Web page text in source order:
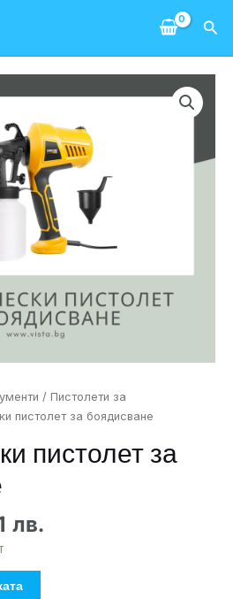
/ Пистолети за
пистолет за боядисване
пистолет за
лв.